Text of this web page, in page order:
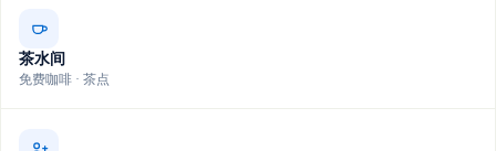
茶水间
免费咖啡 · 茶点